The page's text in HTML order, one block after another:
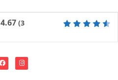
4.67 (3